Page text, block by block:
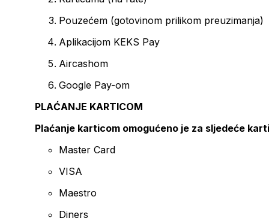
Pouzećem (gotovinom prilikom preuzimanja)
Aplikacijom KEKS Pay
Aircashom
Google Pay-om
PLAĆANJE KARTICOM
Plaćanje karticom omogućeno je za sljedeće
Master Card
VISA
Maestro
Diners